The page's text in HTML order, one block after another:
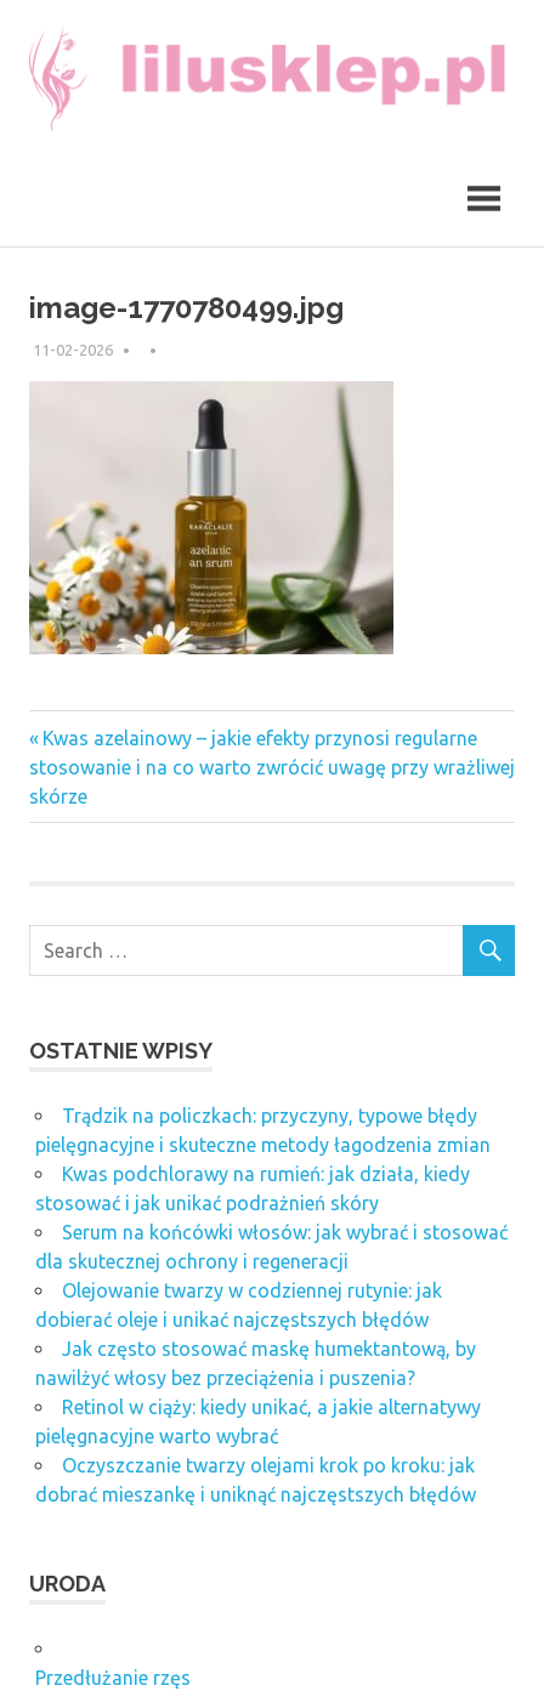
content
image-1770780499.jpg
11-02-2026
Nawigacja
wpisu
Previous
Post:
Kwas azelainowy – jakie efekty przynosi regularne
stosowanie i na co warto zwrócić uwagę przy wrażliwej
skórze
OSTATNIE WPISY
Trądzik na policzkach: przyczyny, typowe błędy
pielęgnacyjne i skuteczne metody łagodzenia zmian
Kwas podchlorawy na rumień: jak działa, kiedy
stosować i jak unikać podrażnień skóry
Serum na końcówki włosów: jak wybrać i stosować
dla skutecznej ochrony i regeneracji
Olejowanie twarzy w codziennej rutynie: jak
dobierać oleje i unikać najczęstszych błędów
Jak często stosować maskę humektantową, by
nawilżyć włosy bez przeciążenia i puszenia?
Retinol w ciąży: kiedy unikać, a jakie alternatywy
pielęgnacyjne warto wybrać
Oczyszczanie twarzy olejami krok po kroku: jak
dobrać mieszankę i uniknąć najczęstszych błędów
URODA
Przedłużanie rzęs